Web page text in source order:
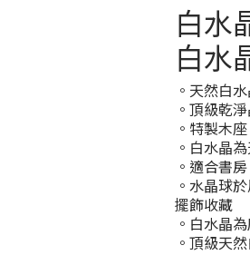
白水
白水
。天然白
。頂級乾
。特製木
。白水晶
。適合書
。水晶球
擺飾收藏
。白水晶
。頂級天